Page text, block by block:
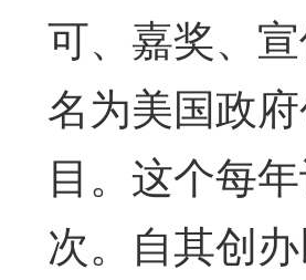
可、嘉奖、
名为美国政
目。这个每
次。自其创